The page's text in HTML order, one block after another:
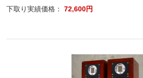
下取り実績価格：72,600円